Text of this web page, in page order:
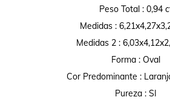
Peso Total : 0,94
Medidas :
Medidas 2 :
Forma : Oval
Cor Predominante :
Pureza : SI